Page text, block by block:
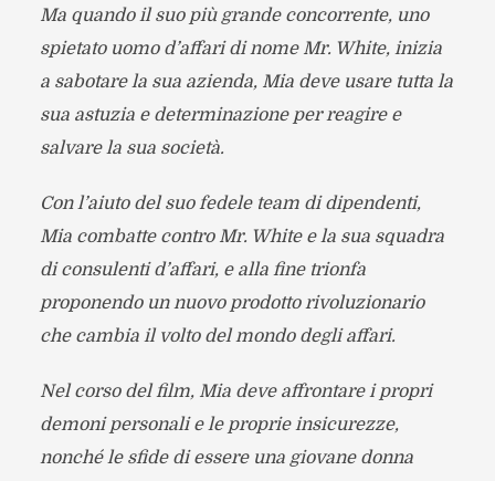
Ma quando il suo più grande concorrente, uno
spietato uomo d’affari di nome Mr. White, inizia
a sabotare la sua azienda, Mia deve usare tutta la
sua astuzia e determinazione per reagire e
salvare la sua società.
Con l’aiuto del suo fedele team di dipendenti,
Mia combatte contro Mr. White e la sua squadra
di consulenti d’affari, e alla fine trionfa
proponendo un nuovo prodotto rivoluzionario
che cambia il volto del mondo degli affari.
Nel corso del film, Mia deve affrontare i propri
demoni personali e le proprie insicurezze,
nonché le sfide di essere una giovane donna